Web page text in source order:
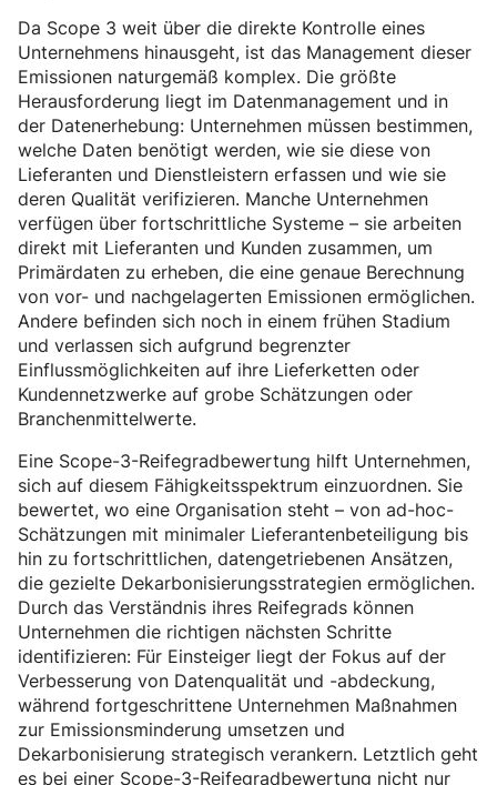
Da Scope 3 weit über die direkte Kontrolle eines
Unternehmens hinausgeht, ist das Management dieser
Emissionen naturgemäß komplex. Die größte
Herausforderung liegt im Datenmanagement und in
der Datenerhebung: Unternehmen müssen bestimmen,
welche Daten benötigt werden, wie sie diese von
Lieferanten und Dienstleistern erfassen und wie sie
deren Qualität verifizieren. Manche Unternehmen
verfügen über fortschrittliche Systeme – sie arbeiten
direkt mit Lieferanten und Kunden zusammen, um
Primärdaten zu erheben, die eine genaue Berechnung
von vor- und nachgelagerten Emissionen ermöglichen.
Andere befinden sich noch in einem frühen Stadium
und verlassen sich aufgrund begrenzter
Einflussmöglichkeiten auf ihre Lieferketten oder
Kundennetzwerke auf grobe Schätzungen oder
Branchenmittelwerte.
Eine Scope-3-Reifegradbewertung hilft Unternehmen,
sich auf diesem Fähigkeitsspektrum einzuordnen. Sie
bewertet, wo eine Organisation steht – von ad-hoc-
Schätzungen mit minimaler Lieferantenbeteiligung bis
hin zu fortschrittlichen, datengetriebenen Ansätzen,
die gezielte Dekarbonisierungsstrategien ermöglichen.
Durch das Verständnis ihres Reifegrads können
Unternehmen die richtigen nächsten Schritte
identifizieren: Für Einsteiger liegt der Fokus auf der
Verbesserung von Datenqualität und -abdeckung,
während fortgeschrittene Unternehmen Maßnahmen
zur Emissionsminderung umsetzen und
Dekarbonisierung strategisch verankern. Letztlich geht
es bei einer Scope-3-Reifegradbewertung nicht nur